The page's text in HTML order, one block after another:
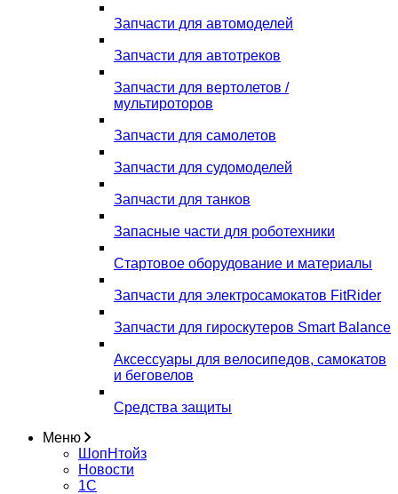
Запчасти для автомоделей
Запчасти для автотреков
Запчасти для вертолетов /
мультироторов
Запчасти для самолетов
Запчасти для судомоделей
Запчасти для танков
Запасные части для роботехники
Стартовое оборудование и материалы
Запчасти для электросамокатов FitRider
Запчасти для гироскутеров Smart Balance
Аксессуары для велосипедов, самокатов
и беговелов
Средства защиты
Меню
ШопНтойз
Новости
1C